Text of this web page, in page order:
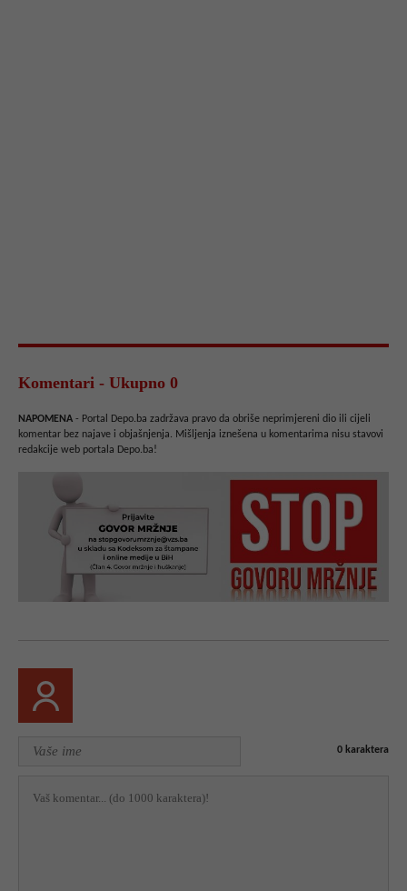
Komentari - Ukupno 0
NAPOMENA - Portal Depo.ba zadržava pravo da obriše neprimjereni dio ili cijeli
komentar bez najave i objašnjenja. Mišljenja iznešena u komentarima nisu stavovi
redakcije web portala Depo.ba!
0 karaktera